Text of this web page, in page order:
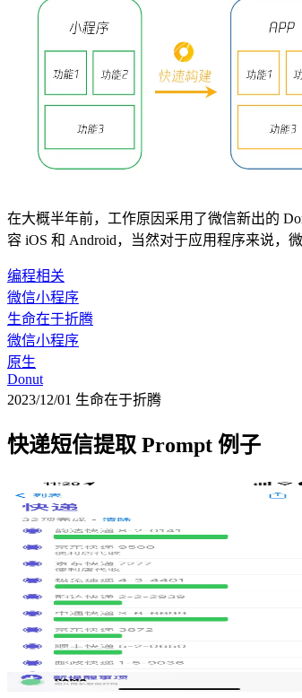
在大概半年前，工作原因采用了微信新出的
容 iOS 和 Android，当然对于应用程序来说
编程相关
微信小程序
生命在于折腾
微信小程序
原生
Donut
2023/12/01 生命在于折腾
快递短信提取 Prompt 例子